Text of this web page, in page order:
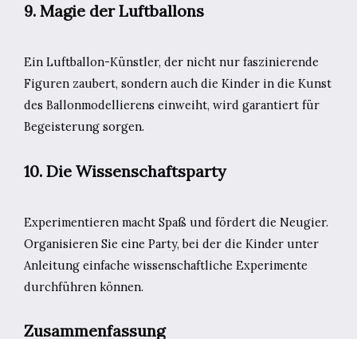
9. Magie der Luftballons
Ein Luftballon-Künstler, der nicht nur faszinierende
Figuren zaubert, sondern auch die Kinder in die Kunst
des Ballonmodellierens einweiht, wird garantiert für
Begeisterung sorgen.
10. Die Wissenschaftsparty
Experimentieren macht Spaß und fördert die Neugier.
Organisieren Sie eine Party, bei der die Kinder unter
Anleitung einfache wissenschaftliche Experimente
durchführen können.
Zusammenfassung